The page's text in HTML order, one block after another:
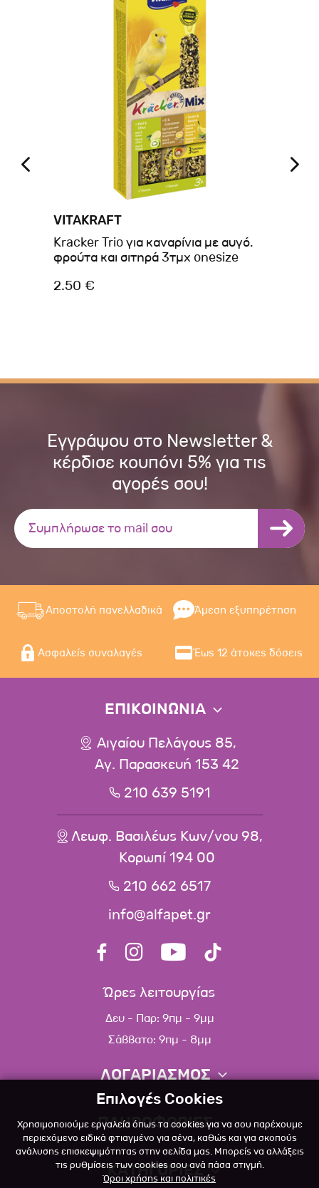
VITAKRAFT
Kracker Trio για καναρίνια με αυγό.
φρούτα και σιτηρά 3τμχ onesize
2.50 €
Εγγράψου στο Newsletter &
κέρδισε κουπόνι 5% για τις
αγορές σου!
Αποστολή πανελλαδικά Άμεση εξυπηρέτηση
Ασφαλείς συναλαγές Έως 12 άτοκες δόσεις
ΕΠΙΚΟΙΝΩΝΙΑ
Αιγαίου Πελάγους 85,
Αγ. Παρασκευή 153 42
210 639 5191
Λεωφ. Βασιλέως Κων/νου 98,
Κορωπί 194 00
210 662 6517
info@alfapet.gr
Ώρες λειτουργίας
Δευ - Παρ: 9πμ - 9μμ
Σάββατο: 9πμ - 8μμ
ΛΟΓΑΡΙΑΣΜΟΣ
Πληροφορίες λογαριασμού
Λίστα αγαπημένων
Πολιτική επιστροφών
ΠΛΗΡΟΦΟΡΙΕΣ
Σχετικά
ΚΑΤΗΓΟΡΙΕΣ
Επιλογές Cookies
Χρησιμοποιούμε εργαλεία όπως τα cookies για να σου παρέχουμε
περιεχόμενο ειδικά φτιαγμένο για σένα, καθώς και για σκοπούς
ανάλυσης επισκεψιμότητας στην σελίδα μας. Μπορείς να αλλάξεις
τις ρυθμίσεις των cookies σου ανά πάσα στιγμή.
Όροι χρήσης και πολιτικές